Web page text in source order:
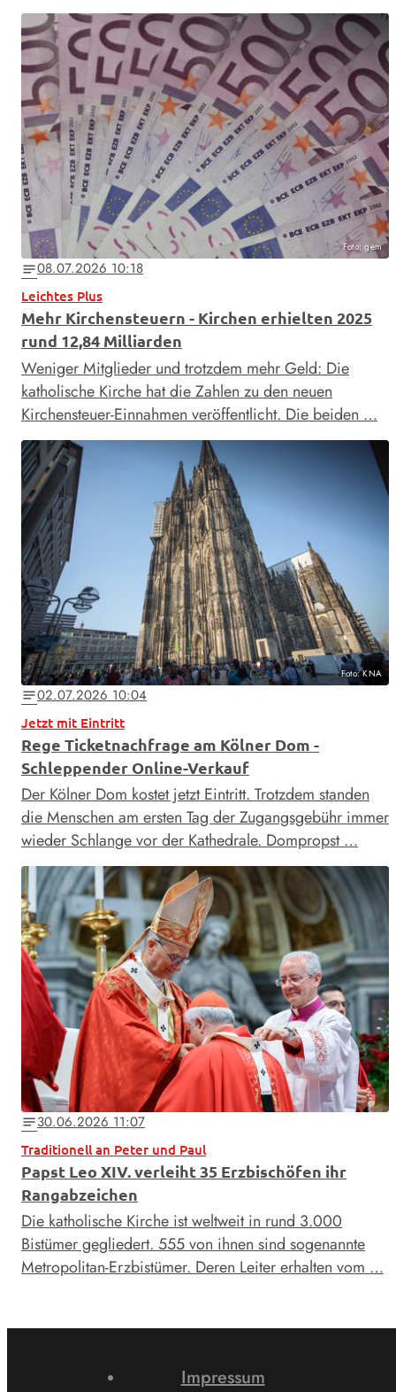
Foto: gem
notes08.07.2026 10:18
Leichtes Plus
Mehr Kirchensteuern - Kirchen erhielten 2025
rund 12,84 Milliarden
Weniger Mitglieder und trotzdem mehr Geld: Die
katholische Kirche hat die Zahlen zu den neuen
Kirchensteuer-Einnahmen veröffentlicht. Die beiden …
Foto: KNA
notes02.07.2026 10:04
Jetzt mit Eintritt
Rege Ticketnachfrage am Kölner Dom -
Schleppender Online-Verkauf
Der Kölner Dom kostet jetzt Eintritt. Trotzdem standen
die Menschen am ersten Tag der Zugangsgebühr immer
wieder Schlange vor der Kathedrale. Dompropst …
notes30.06.2026 11:07
Traditionell an Peter und Paul
Papst Leo XIV. verleiht 35 Erzbischöfen ihr
Rangabzeichen
Die katholische Kirche ist weltweit in rund 3.000
Bistümer gegliedert. 555 von ihnen sind sogenannte
Metropolitan-Erzbistümer. Deren Leiter erhalten vom …
Impressum